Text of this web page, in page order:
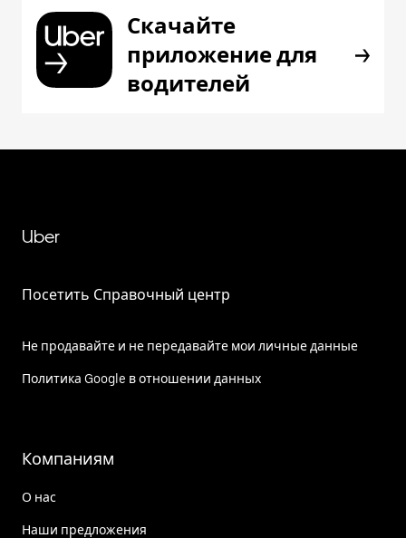
Скачайте
приложение для
водителей
Uber
Посетить Справочный центр
Не продавайте и не передавайте мои личные данные
Политика Google в отношении данных
Компаниям
О нас
Наши предложения